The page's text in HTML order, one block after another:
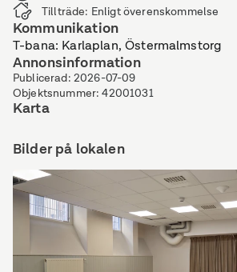
Tillträde: Enligt överenskommelse
Kommunikation
T-bana: Karlaplan, Östermalmstorg
Annonsinformation
Publicerad: 2026-07-09
Objektsnummer:42001031
Karta
Bilder på lokalen